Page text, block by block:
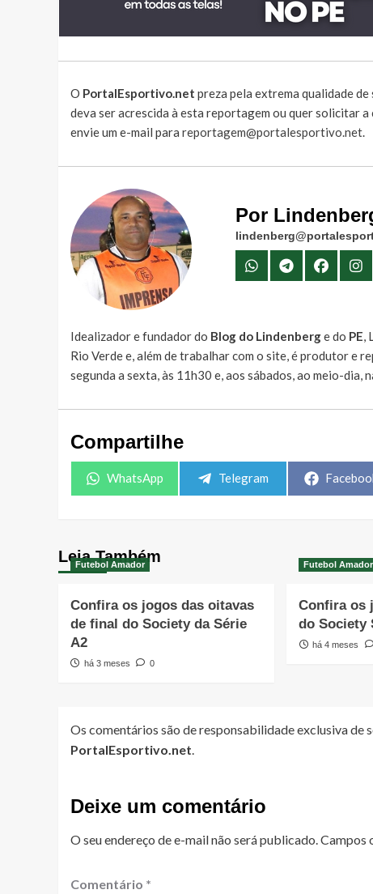
O PortalEsportivo.net preza pela extrema qualidade
deva ser acrescida à esta reportagem ou quer solicitar
envie um e-mail para reportagem@portalesportivo.net.
Por
Idealizador e fundador do Blog do Lindenberge do PE,
Rio Verde e, além de trabalhar com o site, é produtor e
segunda a sexta, às 11h30 e, aos sábados, ao meio-dia,
Compartilhe
Share
WhatsApp
Share
Telegram
Share
Leia Também
Futebol Amador
Confira os jogos das oitavas
de final do Society da Série
A2
há 3 meses 0
Futebol Amador
Confira os
do Society
há 4 meses
Os comentários são de responsabilidade exclusiva de
PortalEsportivo.net
Deixe um comentário
O seu endereço de e-mail não será publicado. Campos
Comentário *